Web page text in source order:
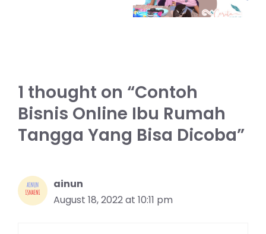
1 thought on “Contoh
Bisnis Online Ibu Rumah
Tangga Yang Bisa Dicoba”
ainun
August 18, 2022 at 10:11 pm